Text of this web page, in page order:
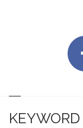
KEYWORD